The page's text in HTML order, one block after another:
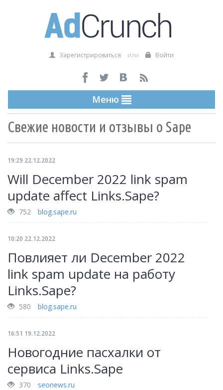
Зарегистрироваться или Войти
Меню
Свежие новости и отзывы о Sape
19:29 22.12.2022
Will December 2022 link spam
update affect Links.Sape?
752 blog.sape.ru
10:20 22.12.2022
Повлияет ли December 2022
link spam update на работу
Links.Sape?
580 blog.sape.ru
16:51 19.12.2022
Новогодние пасхалки от
сервиса Links.Sape
370 seonews.ru